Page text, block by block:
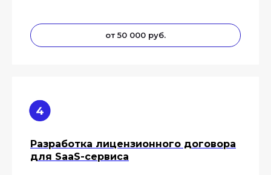
от 50 000 руб.
Разработка лицензионного договора
для SaaS-сервиса